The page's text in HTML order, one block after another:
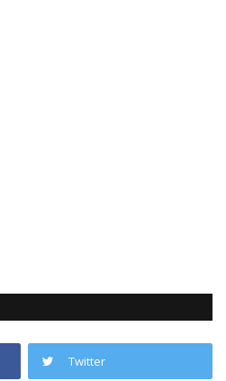
Twitter